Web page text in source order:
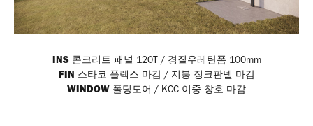
INS콘크리트 패널 120T / 경질우레탄폼 100mm
FIN 스타코 플렉스 마감 / 지붕 징크판넬 마감
WINDOW 폴딩도어 / KCC 이중 창호 마감